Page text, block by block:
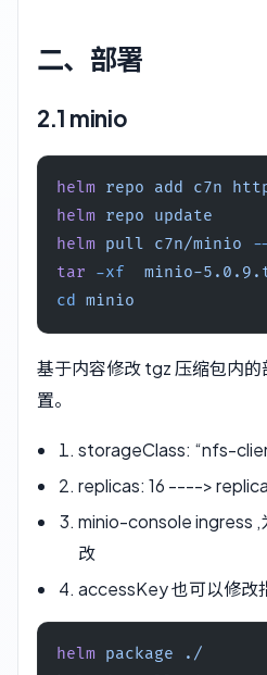
二、部署
2.1 minio
helm repo add c7n
helm repo update
helm pull c7n/minio
tar -xf
minio-
cd minio
基于内容修改 tgz 压缩包内
置。
storageClass: “nfs-
replicas: 16 ---->
minio-console ingress ,
改
accessKey 也可以修改
helm package ./